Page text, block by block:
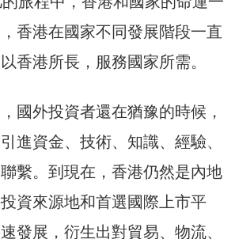
香港在國家不同發展階段一直
香港所長，服務國家所需。
國外投資者還在猶豫的時候，
進資金、技術、知識、經驗、
繫。到現在，香港仍然是內地
資來源地和首選國際上市平
發展，衍生出對貿易、物流、